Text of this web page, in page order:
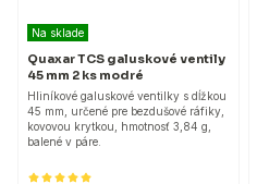
Na sklade
Quaxar TCS galuskové ventily
45 mm 2 ks modré
Hliníkové galuskové ventilky s dĺžkou
45 mm, určené pre bezdušové ráfiky,
kovovou krytkou, hmotnosť 3,84 g,
balené v páre.